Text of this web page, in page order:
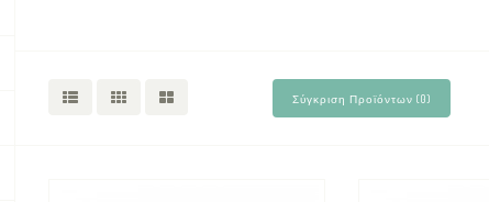
Σύγκριση Προϊόντων (0)